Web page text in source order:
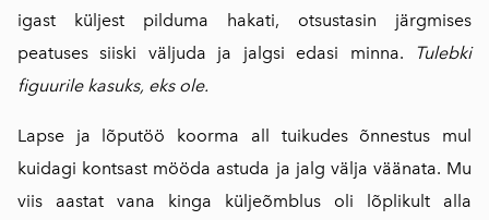
igast küljest pilduma hakati, otsustasin järgmises
peatuses siiski väljuda ja jalgsi edasi minna.
Tulebki
figuurile kasuks, eks ole.
Lapse ja lõputöö koorma all tuikudes õnnestus mul
kuidagi kontsast mööda astuda ja jalg välja väänata. Mu
viis aastat vana kinga küljeõmblus oli lõplikult alla